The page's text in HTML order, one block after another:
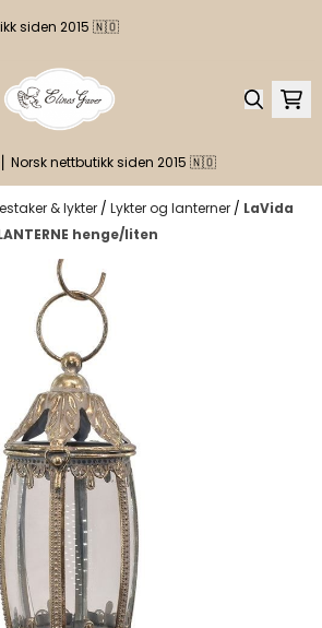
siden 2015 🇳🇴
Norsk nettbutikk siden 2015 🇳🇴
& lykter / Lykter og lanterner / LaVida
henge/liten